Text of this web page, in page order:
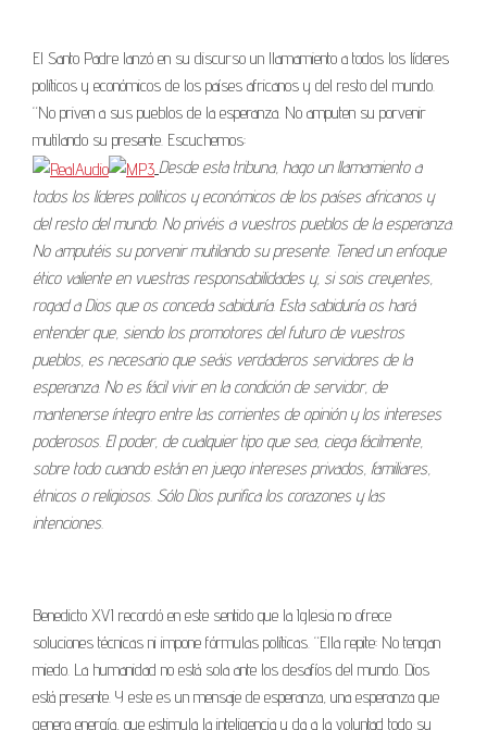
El Santo Padre lanzó en su discurso un llamamiento a todos los líderes
políticos y económicos de los países africanos y del resto del mundo.
“No priven a sus pueblos de la esperanza. No amputen su porvenir
mutilando su presente. Escuchemos:
Desde esta tribuna, hago un llamamiento a
todos los líderes políticos y económicos de los países africanos y
del resto del mundo. No privéis a vuestros pueblos de la esperanza.
No amputéis su porvenir mutilando su presente. Tened un enfoque
ético valiente en vuestras responsabilidades y, si sois creyentes,
rogad a Dios que os conceda sabiduría. Esta sabiduría os hará
entender que, siendo los promotores del futuro de vuestros
pueblos, es necesario que seáis verdaderos servidores de la
esperanza. No es fácil vivir en la condición de servidor, de
mantenerse íntegro entre las corrientes de opinión y los intereses
poderosos. El poder, de cualquier tipo que sea, ciega fácilmente,
sobre todo cuando están en juego intereses privados, familiares,
étnicos o religiosos. Sólo Dios purifica los corazones y las
intenciones.
Benedicto XVI recordó en este sentido que la Iglesia no ofrece
soluciones técnicas ni impone fórmulas políticas. “Ella repite: No tengan
miedo. La humanidad no está sola ante los desafíos del mundo. Dios
está presente. Y este es un mensaje de esperanza, una esperanza que
genera energía, que estimula la inteligencia y da a la voluntad todo su